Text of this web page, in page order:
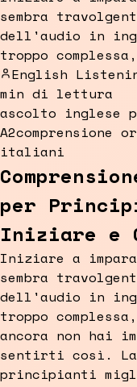
sembra
dell'audio in
troppo
English
min di lettura
ascolto inglese
A2comprensione
italiani
per
Iniziare e
Iniziare a
sembra
dell'audio in
troppo
ancora non hai
sentirti così.
principianti